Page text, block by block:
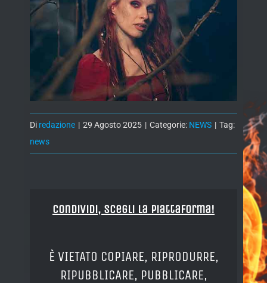
Di redazione | 29 Agosto 2025 | Categorie: NEWS | Tag:
news
Condividi, Scegli la piattaforma!
È VIETATO COPIARE, RIPRODURRE,
RIPUBBLICARE, PUBBLICARE,